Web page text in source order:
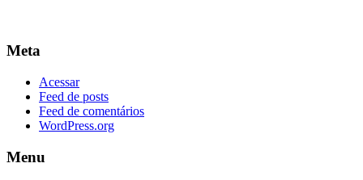
Meta
Acessar
Feed de posts
Feed de comentários
WordPress.org
Menu